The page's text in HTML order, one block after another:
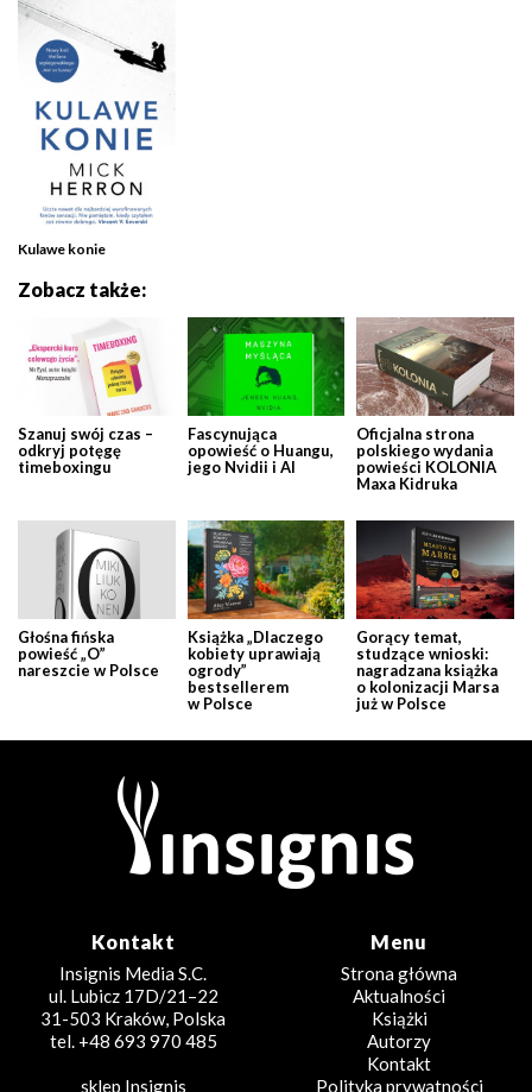
Kulawe konie
Zobacz także:
Szanuj swój czas –
odkryj potęgę
timeboxingu
Fascynująca
opowieść o Huangu,
jego Nvidii i AI
Oficjalna strona
polskiego wydania
powieści KOLONIA
Maxa Kidruka
Głośna fińska
powieść „O”
nareszcie w Polsce
Książka „Dlaczego
kobiety uprawiają
ogrody”
bestsellerem
w Polsce
Gorący temat,
studzące wnioski:
nagradzana książka
o kolonizacji Marsa
już w Polsce
Kontakt
Insignis Media S.C.
ul. Lubicz 17D/21–22
31-503 Kraków, Polska
tel. +48 693 970 485
sklep Insignis
Menu
Strona główna
Aktualności
Książki
Autorzy
Kontakt
Polityka prywatności